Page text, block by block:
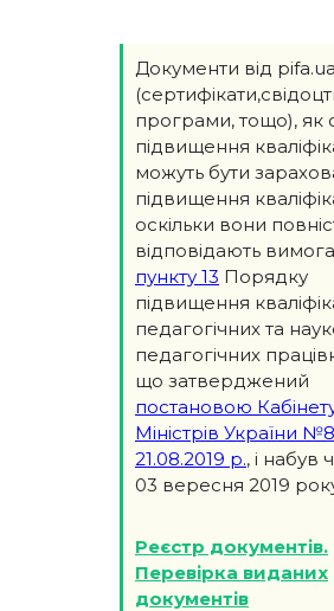
Документи від pifa.ua
програми, тощо), як
підвищення
можуть бути
підвищення
оскільки вони
відповідають
пункту 13 Порядку
підвищення
педагогічних та
педагогічних
що затверджений
постановою
Міністрів України
21.08.2019 р., і набув
03 вересня 2019
Реєстр документів.
Перевірка виданих
документів